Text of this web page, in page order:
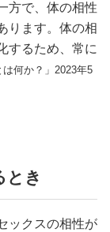
方で、体の相性
ります。体の相
するため、常に
は何か？」2023年5
とき
ックスの相性が